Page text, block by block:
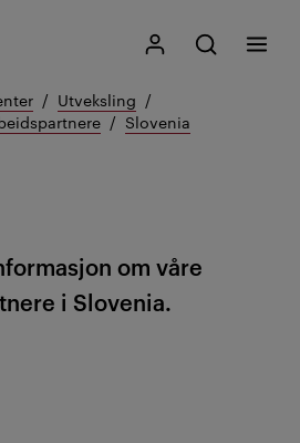
Mitt Kristiania
Åpne søk
Søk
Meny
Utveksling
Slovenia
om våre
i Slovenia.